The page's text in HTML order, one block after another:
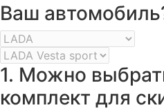
Ваш
1. Можно
комплект для